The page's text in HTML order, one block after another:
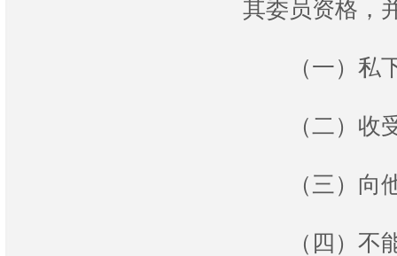
其委员资格，
（一）私下
（二）收受
（三）向他
（四）不能